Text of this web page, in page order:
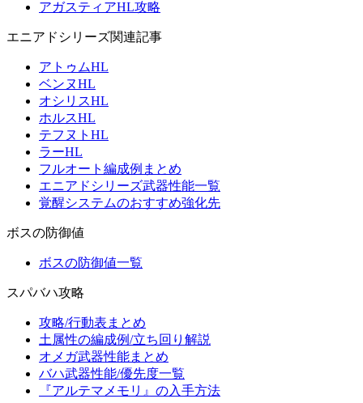
アガスティアHL攻略
エニアドシリーズ関連記事
アトゥムHL
ベンヌHL
オシリスHL
ホルスHL
テフヌトHL
ラーHL
フルオート編成例まとめ
エニアドシリーズ武器性能一覧
覚醒システムのおすすめ強化先
ボスの防御値
ボスの防御値一覧
スパバハ攻略
攻略/行動表まとめ
土属性の編成例/立ち回り解説
オメガ武器性能まとめ
バハ武器性能/優先度一覧
『アルテマメモリ』の入手方法